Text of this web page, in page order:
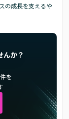
の成長を支えるや
んか？
を